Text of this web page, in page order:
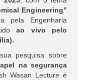
Engineering”
pela Engenharia
ao vivo pelo
pesquisa sobre
na segurança
Wasan Lecture é